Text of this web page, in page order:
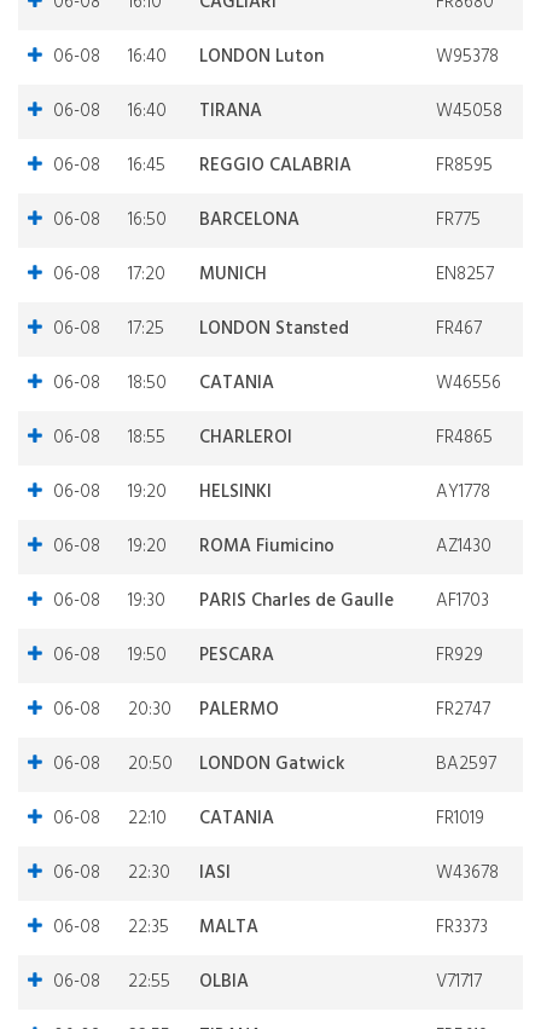
06-08
16:40 LONDON Luton
W95378
06-08
16:40 TIRANA
W45058
06-08
16:45 REGGIO CALABRIA
FR8595
06-08
16:50 BARCELONA
FR775
06-08
17:20 MUNICH
EN8257
06-08
17:25 LONDON Stansted
FR467
06-08
18:50 CATANIA
W46556
06-08
18:55 CHARLEROI
FR4865
06-08
19:20 HELSINKI
AY1778
06-08
19:20 ROMA Fiumicino
AZ1430
06-08
19:30 PARIS Charles de Gaulle
AF1703
06-08
19:50 PESCARA
FR929
06-08
20:30 PALERMO
FR2747
06-08
20:50 LONDON Gatwick
BA2597
06-08
22:10 CATANIA
FR1019
06-08
22:30 IASI
W43678
06-08
22:35 MALTA
FR3373
06-08
22:55 OLBIA
V71717